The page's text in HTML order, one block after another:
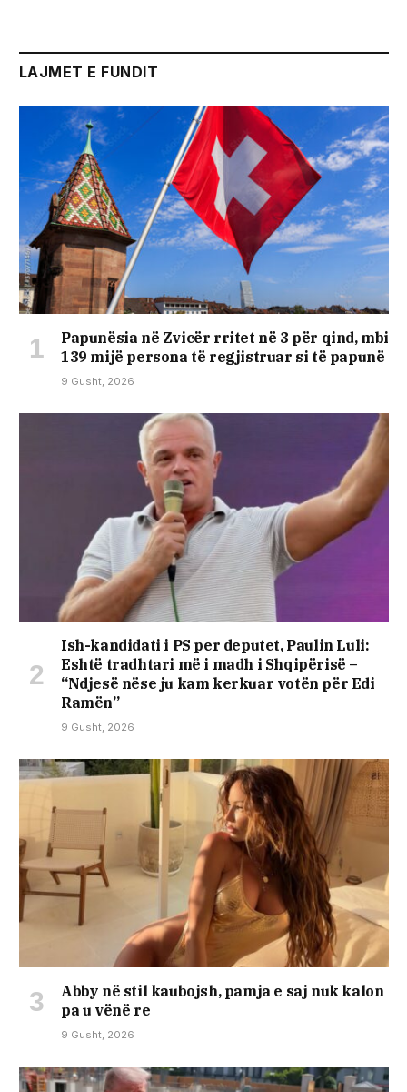
LAJMET E FUNDIT
Papunësia në Zvicër rritet në 3 për qind, mbi
139 mijë persona të regjistruar si të papunë
9 Gusht, 2026
Ish-kandidati i PS per deputet, Paulin Luli:
Eshtë tradhtari më i madh i Shqipërisë –
“Ndjesë nëse ju kam kerkuar votën për Edi
Ramën”
9 Gusht, 2026
Abby në stil kaubojsh, pamja e saj nuk kalon
pa u vënë re
9 Gusht, 2026